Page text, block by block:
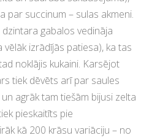
par succinum – sulas akmeni.
gabalos vedināja
izrādījās patiesa), ka tas
noklājis kukaini. Karsējot
tiek dēvēts arī par saules
agrāk tam tiešām bijusi zelta
pieskaitīts pie
kā 200 krāsu variāciju – no